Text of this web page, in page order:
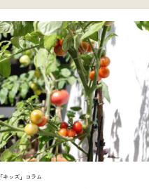
「キッズ」コラム